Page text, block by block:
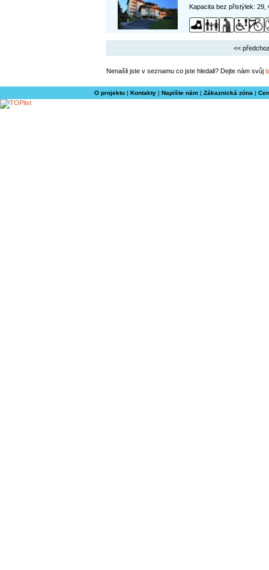
Kapacita bez přistýlek:
<<
Nenašli jste v seznamu co jste hledali? Dejte nám svůj
O projektu| Kontakty| Napište nám| Zákaznická zóna |